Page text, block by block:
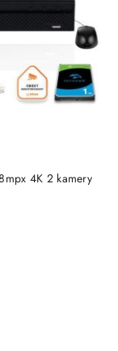
4K 2 kamery